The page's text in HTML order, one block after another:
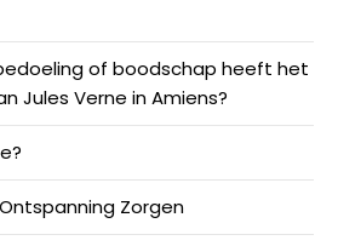
of boodschap heeft het
Jules Verne in Amiens?
Zorgen